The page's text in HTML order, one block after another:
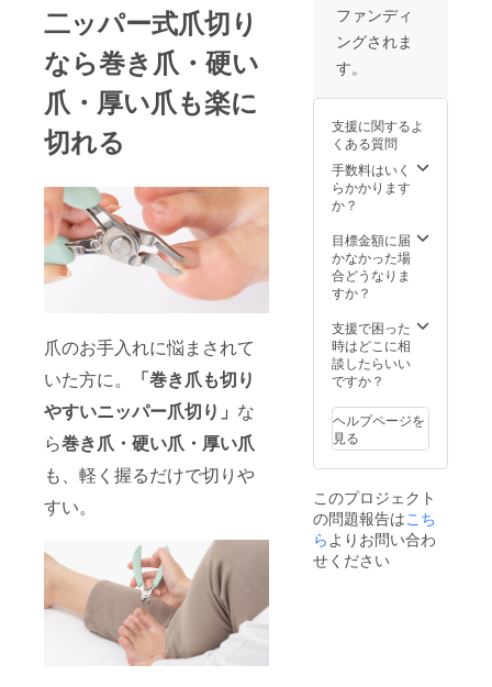
二ッパー式爪切り
なら巻き爪・硬い
爪・厚い爪も楽に
切れる
爪のお手入れに悩まされて
いた方に。
「巻き爪も切り
やすいニッパー爪切り」 な
ら巻き爪・硬い爪・厚い爪
も、軽く握るだけで切りや
すい。
ファンディ
ングされま
す。
支援に関するよ
くある質問
手数料はいく
らかかります
か？
目標金額に届
かなかった場
合どうなりま
すか？
支援で困った
時はどこに相
談したらいい
ですか？
ヘルプページを
見る
このプロジェクト
の問題報告はこち
ら よりお問い合わ
せください